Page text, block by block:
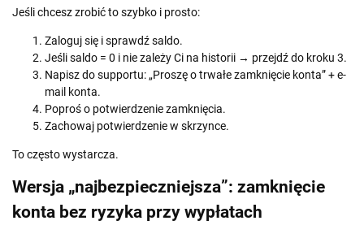
Jeśli chcesz zrobić to szybko i prosto:
Zaloguj się i sprawdź saldo.
Jeśli saldo = 0 i nie zależy Ci na historii → przejdź do kroku 3.
Napisz do supportu: „Proszę o trwałe zamknięcie konta” + e-
mail konta.
Poproś o potwierdzenie zamknięcia.
Zachowaj potwierdzenie w skrzynce.
To często wystarcza.
Wersja „najbezpieczniejsza”: zamknięcie
konta bez ryzyka przy wypłatach